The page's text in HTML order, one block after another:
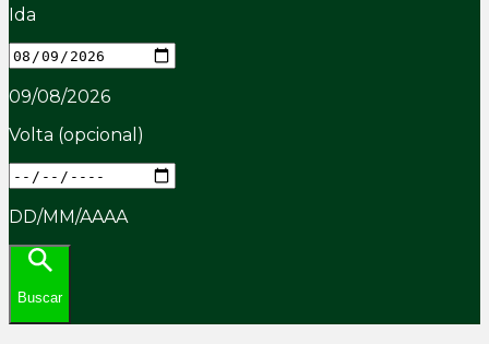
Ida
09/08/2026
Volta (opcional)
DD/MM/AAAA
Buscar